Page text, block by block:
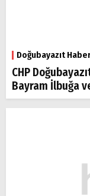
Doğubayazıt
CHP
Bayram İlbuğa